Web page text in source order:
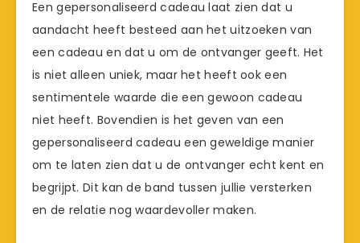
Een gepersonaliseerd cadeau laat zien dat u
aandacht heeft besteed aan het uitzoeken van
een cadeau en dat u om de ontvanger geeft. Het
is niet alleen uniek, maar het heeft ook een
sentimentele waarde die een gewoon cadeau
niet heeft. Bovendien is het geven van een
gepersonaliseerd cadeau een geweldige manier
om te laten zien dat u de ontvanger echt kent en
begrijpt. Dit kan de band tussen jullie versterken
en de relatie nog waardevoller maken.